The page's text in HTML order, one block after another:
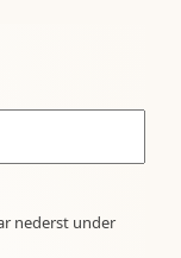
nederst under